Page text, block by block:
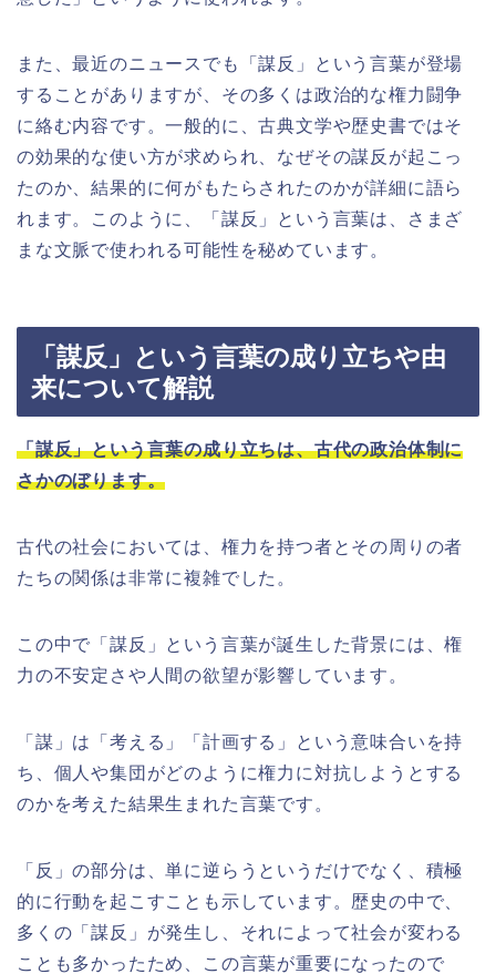
また、最近のニュースでも「謀反」という言葉が登場
することがありますが、その多くは政治的な権力闘争
に絡む内容です。一般的に、古典文学や歴史書ではそ
の効果的な使い方が求められ、なぜその謀反が起こっ
たのか、結果的に何がもたらされたのかが詳細に語ら
れます。このように、「謀反」という言葉は、さまざ
まな文脈で使われる可能性を秘めています。
「謀反」という言葉の成り立ちや由
来について解説
「謀反」という言葉の成り立ちは、古代の政治体制に
さかのぼります。
古代の社会においては、権力を持つ者とその周りの者
たちの関係は非常に複雑でした。
この中で「謀反」という言葉が誕生した背景には、権
力の不安定さや人間の欲望が影響しています。
「謀」は「考える」「計画する」という意味合いを持
ち、個人や集団がどのように権力に対抗しようとする
のかを考えた結果生まれた言葉です。
「反」の部分は、単に逆らうというだけでなく、積極
的に行動を起こすことも示しています。歴史の中で、
多くの「謀反」が発生し、それによって社会が変わる
ことも多かったため、この言葉が重要になったので